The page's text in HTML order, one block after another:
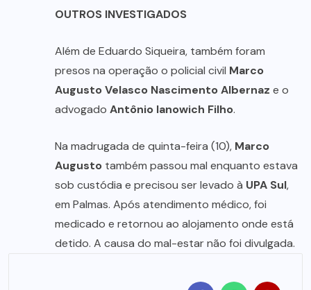
OUTROS INVESTIGADOS
Além de Eduardo Siqueira, também foram
presos na operação o policial civil Marco
Augusto Velasco Nascimento Albernaz e o
advogado Antônio Ianowich Filho.
Na madrugada de quinta-feira (10), Marco
Augusto também passou mal enquanto estava
sob custódia e precisou ser levado à UPA Sul,
em Palmas. Após atendimento médico, foi
medicado e retornou ao alojamento onde está
detido. A causa do mal-estar não foi divulgada.